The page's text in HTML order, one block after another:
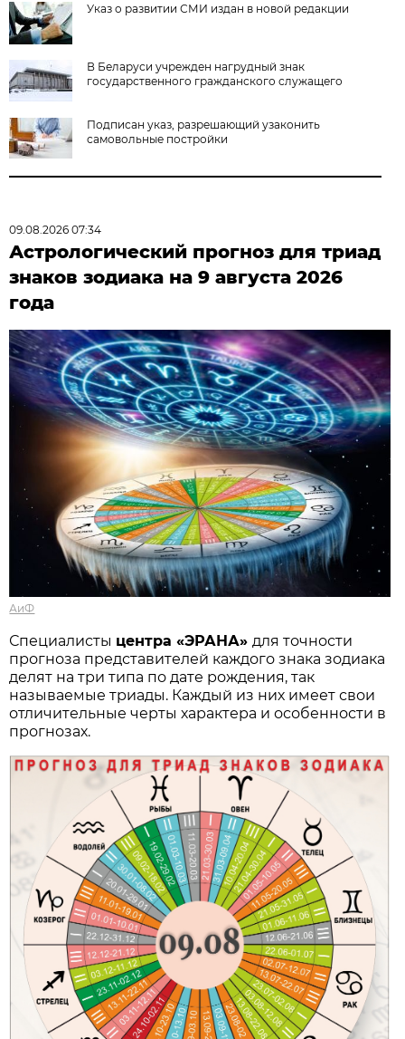
Указ о развитии СМИ издан в новой редакции
В Беларуси учрежден нагрудный знак
государственного гражданского служащего
Подписан указ, разрешающий узаконить
самовольные постройки
09.08.2026 07:34
Астрологический прогноз для триад
знаков зодиака на 9 августа 2026
года
АиФ
Специалисты центра «ЭРАНА»для точности
прогноза представителей каждого знака зодиака
делят на три типа по дате рождения, так
называемые триады. Каждый из них имеет свои
отличительные черты характера и особенности в
прогнозах.